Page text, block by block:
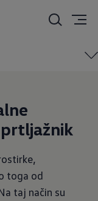
toga od
taj način su